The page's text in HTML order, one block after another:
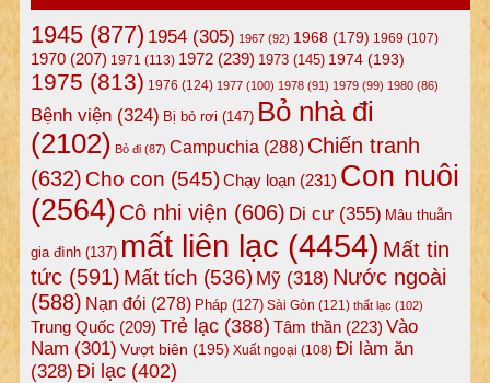
1945(877) 1954(305) 1967(92) 1968(179) 1969 (107)
1970(207) 1971 (113) 1972(239) 1973(145) 1974(193)
1975 (813) 1976 (124) 1977(100) 1978(91) 1979(99) 1980(86)
Bệnh viện(324) Bị bỏ rơi (147) Bỏ nhà đi
(2102) Bỏ đi(87) Campuchia (288) Chiến tranh
(632) Cho con (545)Chạy loạn(231) Con nuôi
(2564) Cô nhi viện (606) Di cư(355) Mâu thuẫn
gia đình(137) mất liên lạc (4454) Mất tin
tức(591) Mất tích (536) Mỹ(318) Nước ngoài
(588) Nạn đói (278) Pháp(127) Sài Gòn (121) thất lạc (102)
Trung Quốc (209) Trẻ lạc(388) Tâm thần(223) Vào
Nam (301) Vượt biên (195) Xuất ngoại (108) Đi làm ăn
(328) Đi lạc(402)